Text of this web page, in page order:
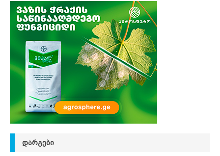
ᲓᲐᲠᲒᲔᲑᲘ